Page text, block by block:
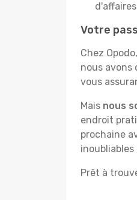
Votre
Chez
nous avons
vous
Mais nous
endroit
prochaine
inoubliables
Prêt à